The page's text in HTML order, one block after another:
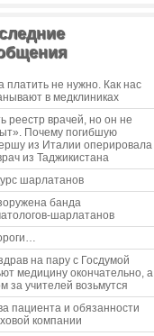
платить не нужно. Как нас
в медклиниках
реестр врачей, но он не
Почему погибшую
из Италии оперировала
из Таджикистана
шарлатанов
банда
шарлатанов
на пару с Госдумой
медицину окончательно, а
за учителей возьмутся
пациента и обязанности
компании